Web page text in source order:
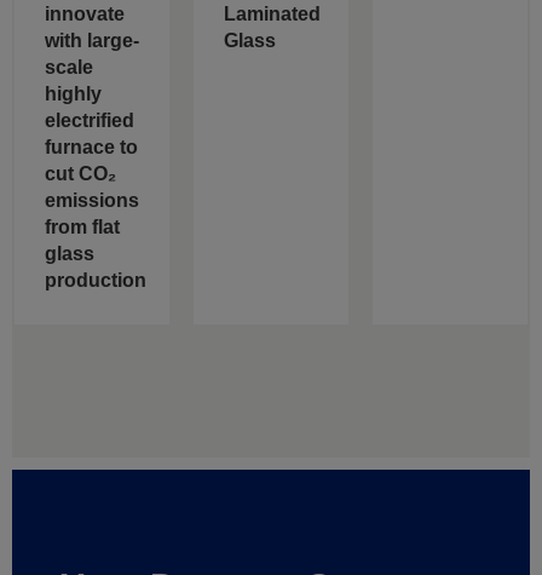
innovate
with large-
scale
highly
electrified
furnace to
cut CO₂
emissions
from flat
glass
production
Laminated
Glass